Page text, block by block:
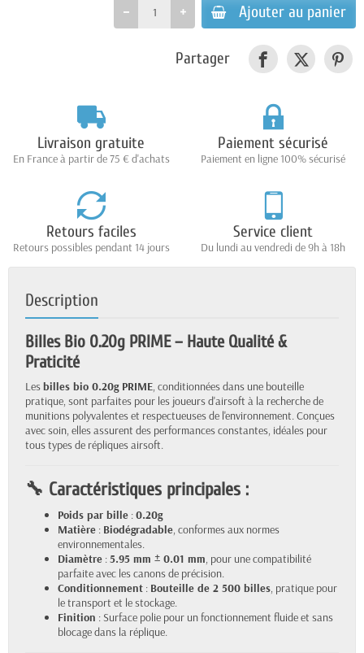
Ajouter au panier
Partager
Livraison gratuite
En France à partir de 75 € d'achats
Paiement sécurisé
Paiement en ligne 100% sécurisé
Retours faciles
Retours possibles pendant 14 jours
Service client
Du lundi au vendredi de 9h à 18h
Description
Billes Bio 0.20g PRIME – Haute Qualité &
Praticité
Lesbilles bio 0.20g PRIME, conditionnées dans une bouteille
pratique, sont parfaites pour les joueurs d'airsoft à la recherche de
munitions polyvalentes et respectueuses de l'environnement. Conçues
avec soin, elles assurent des performances constantes, idéales pour
tous types de répliques airsoft.
🔧 Caractéristiques principales :
Poids par bille :0.20g
Matière : Biodégradable, conformes aux normes
environnementales.
Diamètre :5.95 mm ± 0.01 mm, pour une compatibilité
parfaite avec les canons de précision.
Conditionnement : Bouteille de 2 500 billes, pratique pour
le transport et le stockage.
Finition : Surface polie pour un fonctionnement fluide et sans
blocage dans la réplique.